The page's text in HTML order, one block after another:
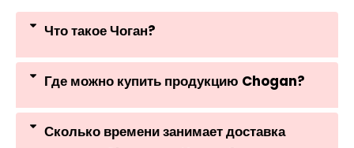
Что такое Чоган?
Где можно купить продукцию Chogan?
Сколько времени занимает доставка